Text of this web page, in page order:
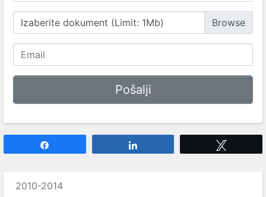
Izaberite dokument (Limit: 1Mb)
2010-2014